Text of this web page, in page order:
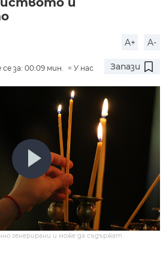
A+ A-
за: 00:09 мин. У нас Запази
генерирани и може да съдържат